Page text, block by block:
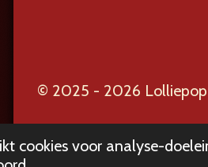
cookies voor analyse-
© 2025 - 2026